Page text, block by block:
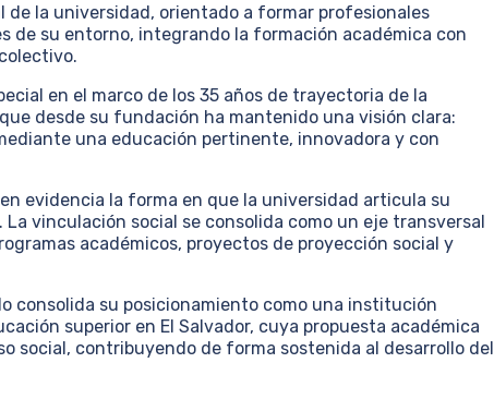
la universidad, orientado a formar profesionales
de su entorno, integrando la formación académica con
en el marco de los 35 años de trayectoria de la
desde su fundación ha mantenido una visión clara:
una educación pertinente, innovadora y con
evidencia la forma en que la universidad articula su
vinculación social se consolida como un eje transversal
académicos, proyectos de proyección social y
consolida su posicionamiento como una institución
superior en El Salvador, cuya propuesta académica
social, contribuyendo de forma sostenida al desarrollo del